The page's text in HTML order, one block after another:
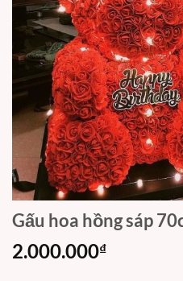
Gấu hoa hồng sáp
2.000.000₫